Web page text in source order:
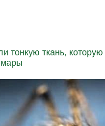
тонкую ткань, которую